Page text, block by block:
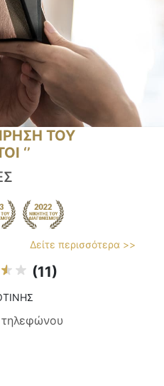
ΤΟΥ
‘’
Δείτε περισσότερα >>
(11)
τηλεφώνου